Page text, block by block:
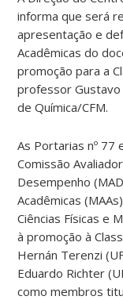
informa que será
apresentação e
Acadêmicas do
promoção para a
professor
de Química/CFM.
As Portarias nº 77
Comissão
Desempenho
Acadêmicas
Ciências Físicas e
à promoção à
Hernán Terenzi
Eduardo Richter
como membros